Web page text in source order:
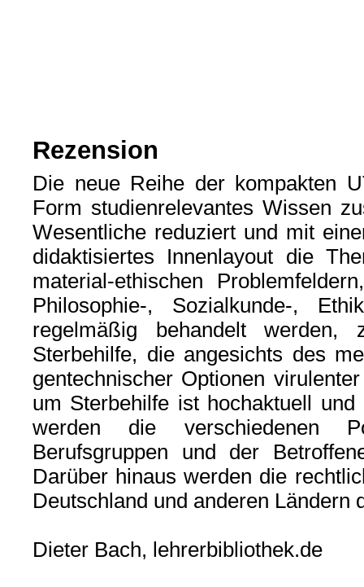
Rezension
Die neue Reihe der kompakten
Form studienrelevantes Wissen
Wesentliche reduziert und mit
didaktisiertes Innenlayout die
material-ethischen
Philosophie-, Sozialkunde-,
regelmäßig behandelt
Sterbehilfe, die angesichts des
gentechnischer Optionen
um Sterbehilfe ist hochaktuell
werden die verschiedenen
Berufsgruppen und der
Darüber hinaus werden die
Deutschland und anderen Ländern
Dieter Bach, lehrerbibliothek.de